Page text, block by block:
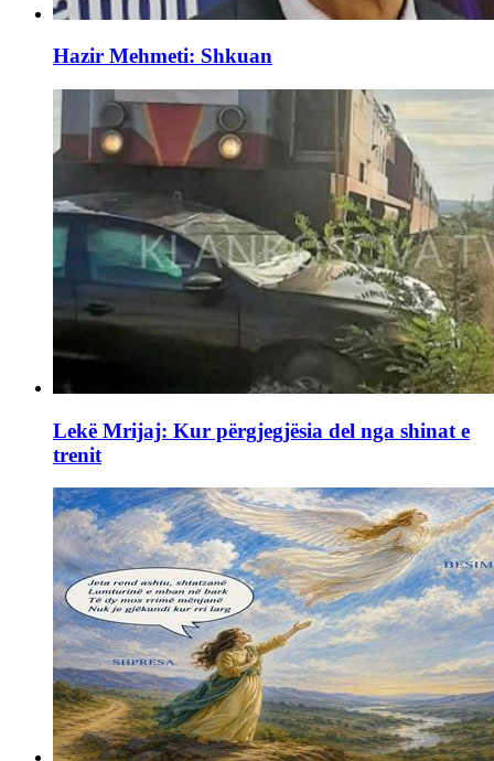
Hazir Mehmeti: Shkuan
Lekë Mrijaj: Kur përgjegjësia del nga shinat e
trenit